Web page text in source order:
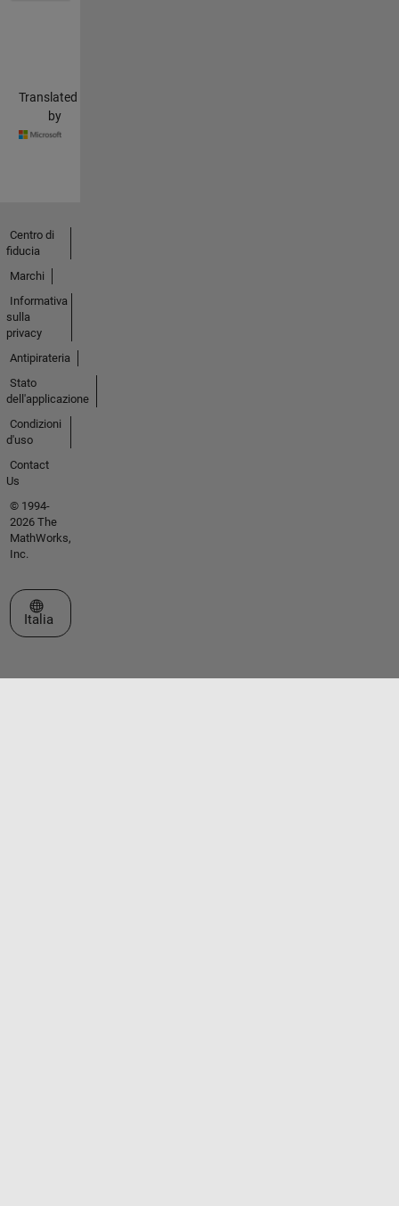
Translated
by
Centro di
fiducia
Marchi
Informativa
sulla
privacy
Antipirateria
Stato
dell'applicazione
Condizioni
d'uso
Contact
Us
© 1994-
2026 The
MathWorks,
Inc.
Seleziona un sito web
Italia